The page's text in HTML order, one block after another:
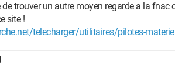
trouver un autre moyen regarde a la fnac
site !
telecharger/utilitaires/pilotes-